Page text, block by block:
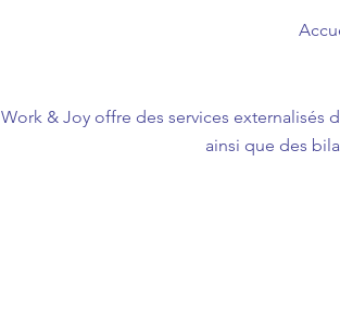
Work & Joy offre des services
ainsi que des